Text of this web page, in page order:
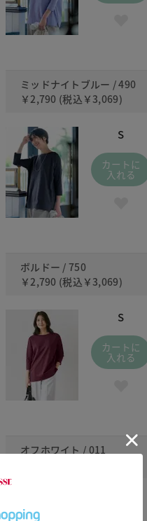
ミッドナイトブルー / 490
￥2,790 (税込 ￥3,069)
S
カートに
入れる
ボルドー / 750
￥2,790 (税込 ￥3,069)
S
カートに
入れる
オフホワイト / 011